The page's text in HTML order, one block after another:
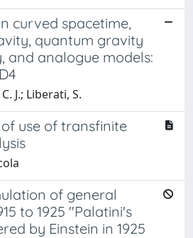
curved spacetime,
quantum gravity
and analogue models:
J.; Liberati, S.
use of transfinite
of general
to 1925 "Palatini's
by Einstein in 1925